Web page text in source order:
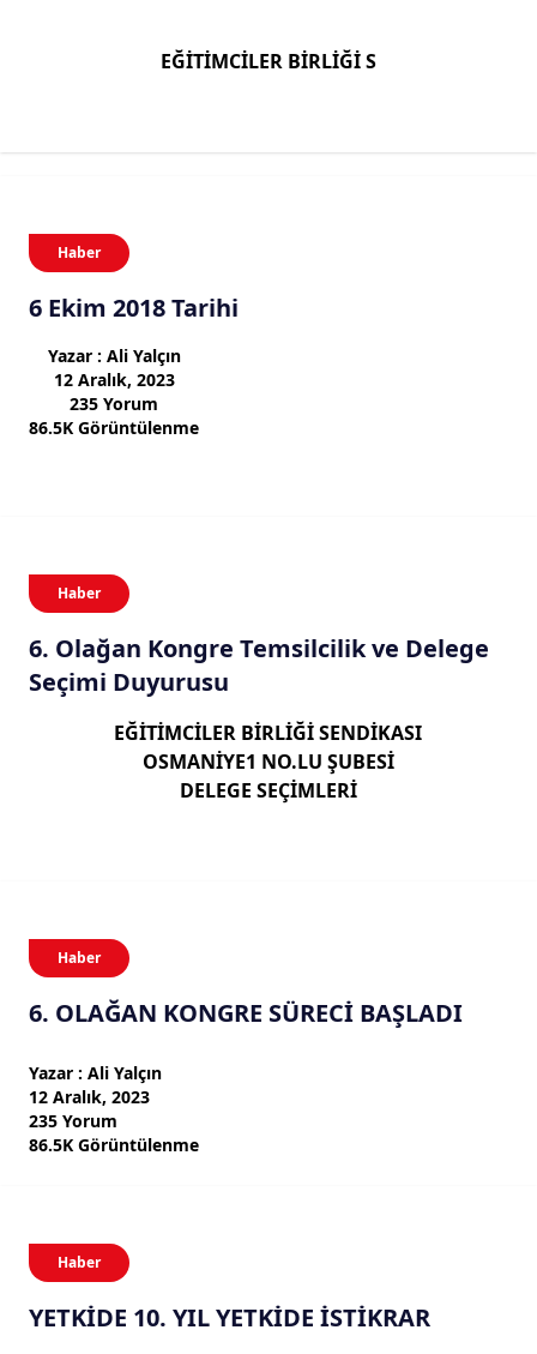
EĞİTİMCİLER BİRLİĞİ S
Haber
6 Ekim 2018 Tarihi
Yazar : Ali Yalçın
12 Aralık, 2023
235 Yorum
86.5K Görüntülenme
Haber
6. Olağan Kongre Temsilcilik ve Delege
Seçimi Duyurusu
EĞİTİMCİLER BİRLİĞİ SENDİKASI
OSMANİYE1 NO.LU ŞUBESİ
DELEGE SEÇİMLERİ
Haber
6. OLAĞAN KONGRE SÜRECİ BAŞLADI
Yazar : Ali Yalçın
12 Aralık, 2023
235 Yorum
86.5K Görüntülenme
Haber
YETKİDE 10. YIL YETKİDE İSTİKRAR